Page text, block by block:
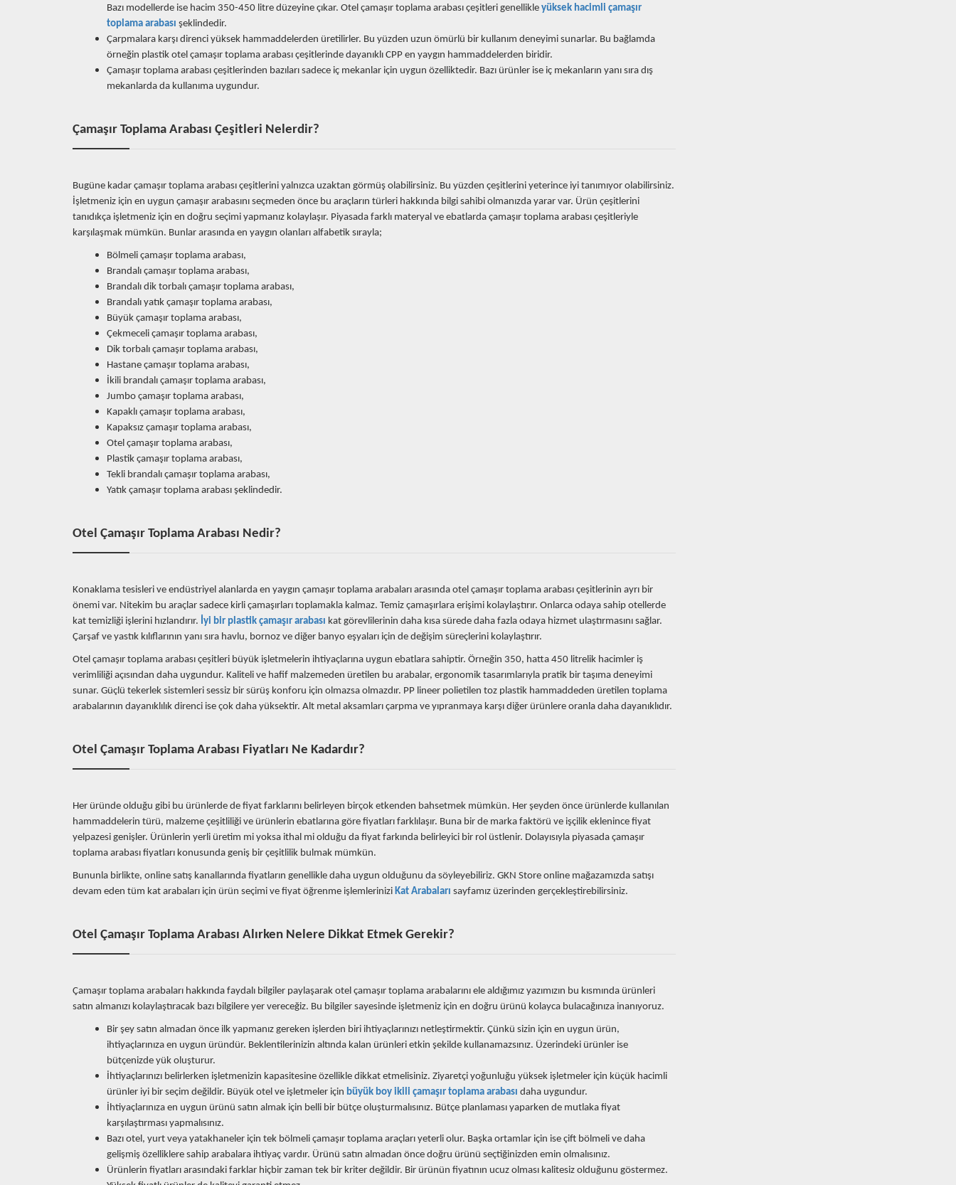
Bazı modellerde ise hacim 350-450 litre düzeyine çıkar. Otel çamaşır toplama arabası çeşitleri genellikle yüksek hacimli çamaşır
toplama arabası şeklindedir.
Çarpmalara karşı direnci yüksek hammaddelerden üretilirler. Bu yüzden uzun ömürlü bir kullanım deneyimi sunarlar. Bu bağlamda
örneğin plastik otel çamaşır toplama arabası çeşitlerinde dayanıklı CPP en yaygın hammaddelerden biridir.
Çamaşır toplama arabası çeşitlerinden bazıları sadece iç mekanlar için uygun özelliktedir. Bazı ürünler ise iç mekanların yanı sıra dış
mekanlarda da kullanıma uygundur.
Çamaşır Toplama Arabası Çeşitleri Nelerdir?
Bugüne kadar çamaşır toplama arabası çeşitlerini yalnızca uzaktan görmüş olabilirsiniz. Bu yüzden çeşitlerini yeterince iyi tanımıyor olabilirsiniz.
İşletmeniz için en uygun çamaşır arabasını seçmeden önce bu araçların türleri hakkında bilgi sahibi olmanızda yarar var. Ürün çeşitlerini
tanıdıkça işletmeniz için en doğru seçimi yapmanız kolaylaşır. Piyasada farklı materyal ve ebatlarda çamaşır toplama arabası çeşitleriyle
karşılaşmak mümkün. Bunlar arasında en yaygın olanları alfabetik sırayla;
Bölmeli çamaşır toplama arabası,
Brandalı çamaşır toplama arabası,
Brandalı dik torbalı çamaşır toplama arabası,
Brandalı yatık çamaşır toplama arabası,
Büyük çamaşır toplama arabası,
Çekmeceli çamaşır toplama arabası,
Dik torbalı çamaşır toplama arabası,
Hastane çamaşır toplama arabası,
İkili brandalı çamaşır toplama arabası,
Jumbo çamaşır toplama arabası,
Kapaklı çamaşır toplama arabası,
Kapaksız çamaşır toplama arabası,
Otel çamaşır toplama arabası,
Plastik çamaşır toplama arabası,
Tekli brandalı çamaşır toplama arabası,
Yatık çamaşır toplama arabası şeklindedir.
Otel Çamaşır Toplama Arabası Nedir?
Konaklama tesisleri ve endüstriyel alanlarda en yaygın çamaşır toplama arabaları arasında otel çamaşır toplama arabası çeşitlerinin ayrı bir
önemi var. Nitekim bu araçlar sadece kirli çamaşırları toplamakla kalmaz. Temiz çamaşırlara erişimi kolaylaştırır. Onlarca odaya sahip otellerde
kat temizliği işlerini hızlandırır. İyi bir plastik çamaşır arabası kat görevlilerinin daha kısa sürede daha fazla odaya hizmet ulaştırmasını sağlar.
Çarşaf ve yastık kılıflarının yanı sıra havlu, bornoz ve diğer banyo eşyaları için de değişim süreçlerini kolaylaştırır.
Otel çamaşır toplama arabası çeşitleri büyük işletmelerin ihtiyaçlarına uygun ebatlara sahiptir. Örneğin 350, hatta 450 litrelik hacimler iş
verimliliği açısından daha uygundur. Kaliteli ve hafif malzemeden üretilen bu arabalar, ergonomik tasarımlarıyla pratik bir taşıma deneyimi
sunar. Güçlü tekerlek sistemleri sessiz bir sürüş konforu için olmazsa olmazdır. PP lineer polietilen toz plastik hammaddeden üretilen toplama
arabalarının dayanıklılık direnci ise çok daha yüksektir. Alt metal aksamları çarpma ve yıpranmaya karşı diğer ürünlere oranla daha dayanıklıdır.
Otel Çamaşır Toplama Arabası Fiyatları Ne Kadardır?
Her üründe olduğu gibi bu ürünlerde de fiyat farklarını belirleyen birçok etkenden bahsetmek mümkün. Her şeyden önce ürünlerde kullanılan
hammaddelerin türü, malzeme çeşitliliği ve ürünlerin ebatlarına göre fiyatları farklılaşır. Buna bir de marka faktörü ve işçilik eklenince fiyat
yelpazesi genişler. Ürünlerin yerli üretim mi yoksa ithal mi olduğu da fiyat farkında belirleyici bir rol üstlenir. Dolayısıyla piyasada çamaşır
toplama arabası fiyatları konusunda geniş bir çeşitlilik bulmak mümkün.
Bununla birlikte, online satış kanallarında fiyatların genellikle daha uygun olduğunu da söyleyebiliriz. GKN Store online mağazamızda satışı
devam eden tüm kat arabaları için ürün seçimi ve fiyat öğrenme işlemlerinizi Kat Arabaları sayfamız üzerinden gerçekleştirebilirsiniz.
Otel Çamaşır Toplama Arabası Alırken Nelere Dikkat Etmek Gerekir?
Çamaşır toplama arabaları hakkında faydalı bilgiler paylaşarak otel çamaşır toplama arabalarını ele aldığımız yazımızın bu kısmında ürünleri
satın almanızı kolaylaştıracak bazı bilgilere yer vereceğiz. Bu bilgiler sayesinde işletmeniz için en doğru ürünü kolayca bulacağınıza inanıyoruz.
Bir şey satın almadan önce ilk yapmanız gereken işlerden biri ihtiyaçlarınızı netleştirmektir. Çünkü sizin için en uygun ürün,
ihtiyaçlarınıza en uygun üründür. Beklentilerinizin altında kalan ürünleri etkin şekilde kullanamazsınız. Üzerindeki ürünler ise
bütçenizde yük oluşturur.
İhtiyaçlarınızı belirlerken işletmenizin kapasitesine özellikle dikkat etmelisiniz. Ziyaretçi yoğunluğu yüksek işletmeler için küçük hacimli
ürünler iyi bir seçim değildir. Büyük otel ve işletmeler için büyük boy ikili çamaşır toplama arabası daha uygundur.
İhtiyaçlarınıza en uygun ürünü satın almak için belli bir bütçe oluşturmalısınız. Bütçe planlaması yaparken de mutlaka fiyat
karşılaştırması yapmalısınız.
Bazı otel, yurt veya yatakhaneler için tek bölmeli çamaşır toplama araçları yeterli olur. Başka ortamlar için ise çift bölmeli ve daha
gelişmiş özelliklere sahip arabalara ihtiyaç vardır. Ürünü satın almadan önce doğru ürünü seçtiğinizden emin olmalısınız.
Ürünlerin fiyatları arasındaki farklar hiçbir zaman tek bir kriter değildir. Bir ürünün fiyatının ucuz olması kalitesiz olduğunu göstermez.